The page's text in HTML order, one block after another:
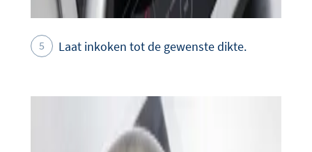
Laat inkoken tot de gewenste dikte.